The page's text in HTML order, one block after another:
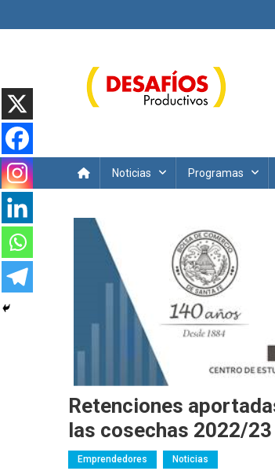
al
Noticias Programas
Retenciones
las cosechas 2022/
Emprendedores Noticias